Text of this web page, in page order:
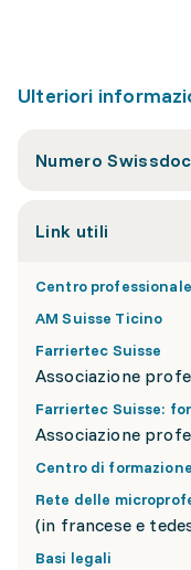
Ulteriori
Numero Swissdoc
Link utili
Centro
AM Suisse Ticino
Farriertec Suisse
Associazione
Farriertec Suisse:
Associazione
Centro di
Rete delle
(in francese e
Basi legali